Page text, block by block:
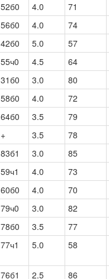
52б0 4.0 71
56б0 4.0 74
42б0 5.0 57
55ч0 4.5 64
31б0 3.0 80
58б0 4.0 72
64б0 3.5 79
+ 3.5 78
83б1 3.0 85
59ч1 4.0 73
60б0 4.0 70
79ч0 3.0 82
78б0 3.5 77
77ч1 5.0 58
76б1 2.5 86